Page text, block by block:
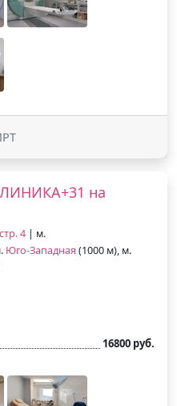
на
4 | м.
Юго-Западная (1000 м), м.
16800 руб.